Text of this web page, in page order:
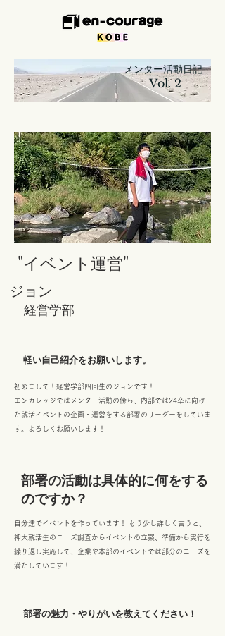
​ メンター活動日記
Vol. 2
"イベント運営"
​ジョン
経営学部
軽い自己紹介をお願いします。
初めまして！経営学部四回生のジョンです！
エンカレッジではメンター活動の傍ら、内部では24卒に向け
た就活イベントの企画・運営をする部署のリーダーをしていま
す。よろしくお願いします！
​部署の活動は具体的に何をする
のですか？
自分達でイベントを作っています！ もう少し詳しく言うと、
神大就活生のニーズ調査からイベントの立案、準備から実行を
繰り返し実施して、企業や本部のイベントでは部分のニーズを
満たしています！
部署の魅力・やりがいを教えてください！